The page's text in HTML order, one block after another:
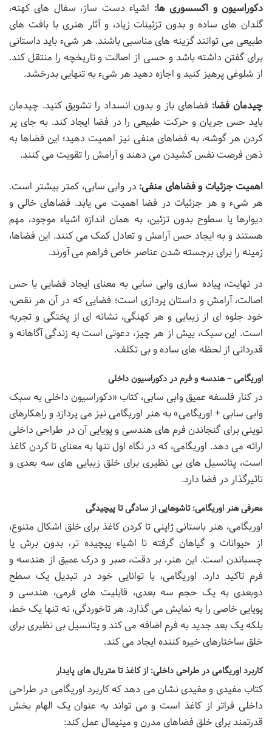
دکوراسیون و اکسسوری ها: اشیاء دست ساز، سفال های کهنه،
گلدان های ساده و بدون تزئینات زیاد، و آثار هنری با بافت های
طبیعی می توانند گزینه های مناسبی باشند. هر شیء باید داستانی
برای گفتن داشته باشد و حسی از اصالت و تاریخچه را منتقل کند.
از شلوغی پرهیز کنید و اجازه دهید هر شیء به تنهایی بدرخشد.
چیدمان فضا: فضاهای باز و بدون انسداد را تشویق کنید. چیدمان
باید حس جریان و حرکت طبیعی را در فضا ایجاد کند. به جای پر
کردن هر گوشه، به فضاهای منفی نیز اهمیت دهید؛ این فضاها به
ذهن فرصت نفس کشیدن می دهند و آرامش را تقویت می کنند.
اهمیت جزئیات و فضاهای منفی: در وابی سابی، کمتر بیشتر است.
هر شیء و هر جزئیات در فضا اهمیت می یابد. فضاهای خالی و
دیوارها یا سطوح بدون تزئین، به همان اندازه اشیاء موجود، مهم
هستند و به ایجاد حس آرامش و تعادل کمک می کنند. این فضاها،
زمینه را برای برجسته شدن عناصر خاص فراهم می آورند.
در نهایت، پیاده سازی وابی سابی به معنای ایجاد فضایی با حس
اصالت، آرامش و داستان پردازی است؛ فضایی که در آن هر نقص،
خود جلوه ای از زیبایی و هر کهنگی، نشانه ای از پختگی و تجربه
است. این سبک، بیش از هر چیز، دعوتی است به زندگی آگاهانه و
قدردانی از لحظه های ساده و بی تکلف.
اوریگامی – هندسه و فرم در دکوراسیون داخلی
در کنار فلسفه عمیق وابی سابی، کتاب «دکوراسیون داخلی به سبک
وابی سابی + اوریگامی» به هنر اوریگامی نیز می پردازد و راهکارهای
نوینی برای گنجاندن فرم های هندسی و پویایی آن در طراحی داخلی
ارائه می دهد. اوریگامی، که در نگاه اول تنها به معنای تا کردن کاغذ
است، پتانسیل های بی نظیری برای خلق زیبایی های سه بعدی و
تاثیرگذار در فضا دارد.
معرفی هنر اوریگامی: تاشوهایی از سادگی تا پیچیدگی
اوریگامی، هنر باستانی ژاپنی تا کردن کاغذ برای خلق اشکال متنوع،
از حیوانات و گیاهان گرفته تا اشیاء پیچیده تر، بدون برش یا
چسباندن است. این هنر، بر دقت، صبر و درک عمیق از هندسه و
فرم تاکید دارد. اوریگامی، با توانایی خود در تبدیل یک سطح
دوبعدی به یک حجم سه بعدی، قابلیت های فرمی، هندسی و
پویایی خاصی را به نمایش می گذارد. هر تاخوردگی، نه تنها یک خط،
بلکه یک بعد جدید به فرم اضافه می کند و پتانسیل بی نظیری برای
خلق ساختارهای خیره کننده ایجاد می کند.
کاربرد اوریگامی در طراحی داخلی: از کاغذ تا متریال های پایدار
کتاب مفیدی و مفیدی نشان می دهد که کاربرد اوریگامی در طراحی
داخلی فراتر از کاغذ است و می تواند به عنوان یک الهام بخش
قدرتمند برای خلق فضاهای مدرن و مینیمال عمل کند: